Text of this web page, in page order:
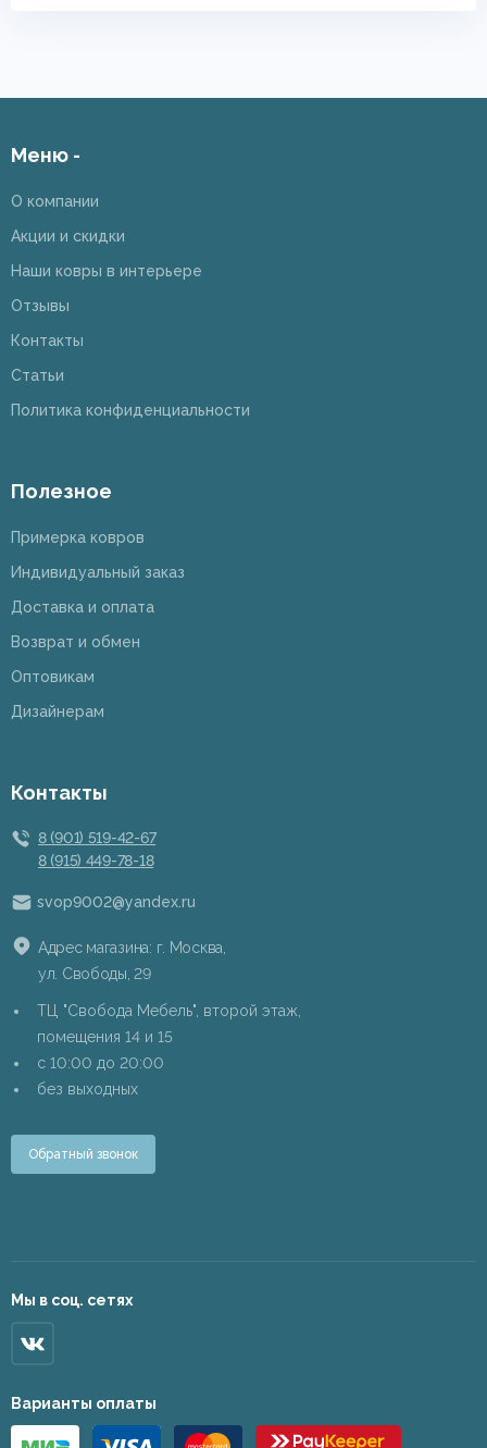
Меню -
О компании
Акции и скидки
Наши ковры в интерьере
Отзывы
Контакты
Статьи
Политика конфиденциальности
Полезное
Примерка ковров
Индивидуальный заказ
Доставка и оплата
Возврат и обмен
Оптовикам
Дизайнерам
Контакты
8 (901) 519-42-67
8 (915) 449-78-18
svop9002@yandex.ru
Адрес магазина: г. Москва,
ул. Свободы, 29
ТЦ "Свобода Мебель", второй этаж,
помещения 14 и 15
c 10:00 до 20:00
без выходных
Обратный звонок
Мы в соц. сетях
Варианты оплаты